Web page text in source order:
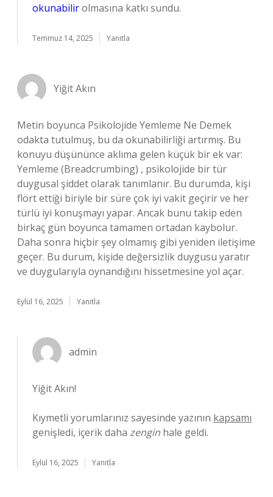
okunabilirolmasına katkı sundu.
Temmuz 14, 2025 Yanıtla
Yiğit Akın
Metin boyunca Psikolojide Yemleme Ne Demek
odakta tutulmuş, bu da okunabilirliği artırmış. Bu
konuyu düşününce aklıma gelen küçük bir ek var:
Yemleme (Breadcrumbing) , psikolojide bir tür
duygusal şiddet olarak tanımlanır. Bu durumda, kişi
flört ettiği biriyle bir süre çok iyi vakit geçirir ve her
türlü iyi konuşmayı yapar. Ancak bunu takip eden
birkaç gün boyunca tamamen ortadan kaybolur.
Daha sonra hiçbir şey olmamış gibi yeniden iletişime
geçer. Bu durum, kişide değersizlik duygusu yaratır
ve duygularıyla oynandığını hissetmesine yol açar.
Eylül 16, 2025 Yanıtla
admin
Yiğit Akın!
Kıymetli yorumlarınız sayesinde yazının kapsamı
genişledi, içerik daha zengin hale geldi.
Eylül 16, 2025 Yanıtla